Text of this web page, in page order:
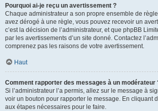
Pourquoi ai-je reçu un avertissement ?
Chaque administrateur a son propre ensemble de
avez dérogé à une règle, vous pouvez recevoir un
c’est la décision de l’administrateur, et que phpBB
par les avertissements d’un site donné. Contactez
comprenez pas les raisons de votre avertissement.
Haut
Comment rapporter des messages à un modérateur
Si l’administrateur l’a permis, allez sur le message à
voir un bouton pour rapporter le message. En cliquant
aux étapes nécessaires pour le faire.